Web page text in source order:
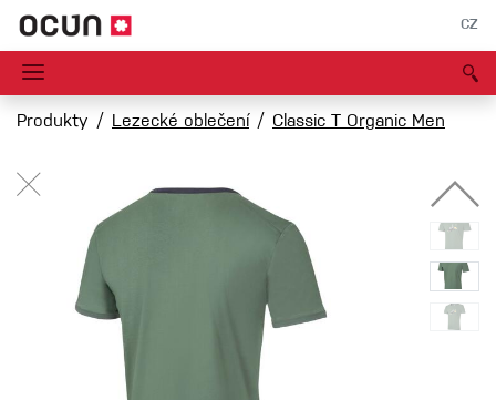
CZ
Produkty Lezecké oblečení Classic T Organic Men